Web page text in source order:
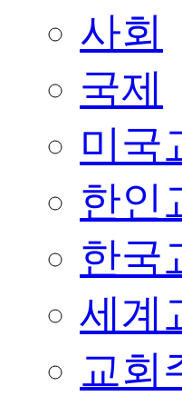
사회
국제
미국
한인
한국
세계
교회